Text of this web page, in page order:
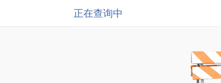
正在查询中